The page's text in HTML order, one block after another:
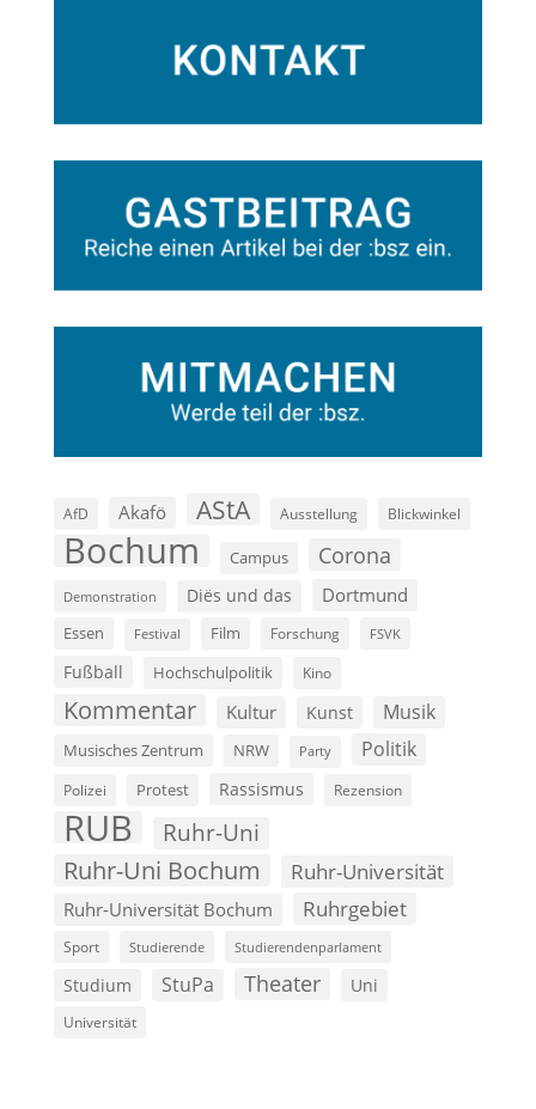
AfD Akafö AStA Ausstellung Blickwinkel
Bochum Campus Corona
Demonstration Diës und das Dortmund
Essen Festival Film Forschung FSVK
Fußball Hochschulpolitik Kino
Kommentar Kultur Kunst Musik
Musisches Zentrum NRW Party Politik
Polizei Protest Rassismus Rezension
RUB Ruhr-Uni
Ruhr-Uni Bochum Ruhr-Universität
Ruhr-Universität Bochum Ruhrgebiet
Sport Studierende Studierendenparlament
Studium StuPa Theater Uni
Universität